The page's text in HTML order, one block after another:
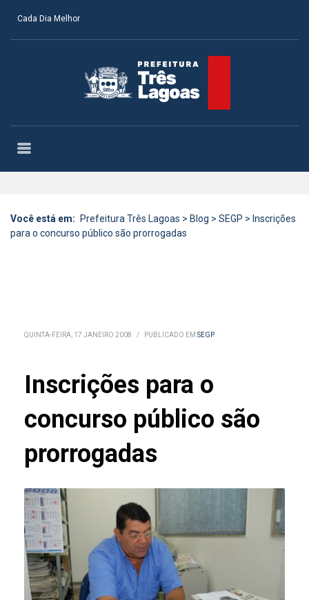
Cada Dia Melhor
Você está em: Prefeitura Três Lagoas > Blog > SEGP > Inscrições
para o concurso público são prorrogadas
QUINTA-FEIRA, 17 JANEIRO 2008 / PUBLICADO EM SEGP
Inscrições para o
concurso público são
prorrogadas